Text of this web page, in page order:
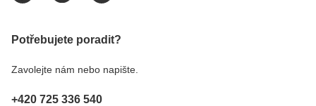
Potřebujete poradit?
Zavolejte nám nebo napište.
+420 725 336 540